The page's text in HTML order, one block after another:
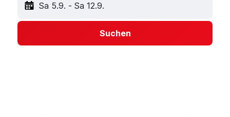
Sa 5.9. - Sa 12.9.
Suchen